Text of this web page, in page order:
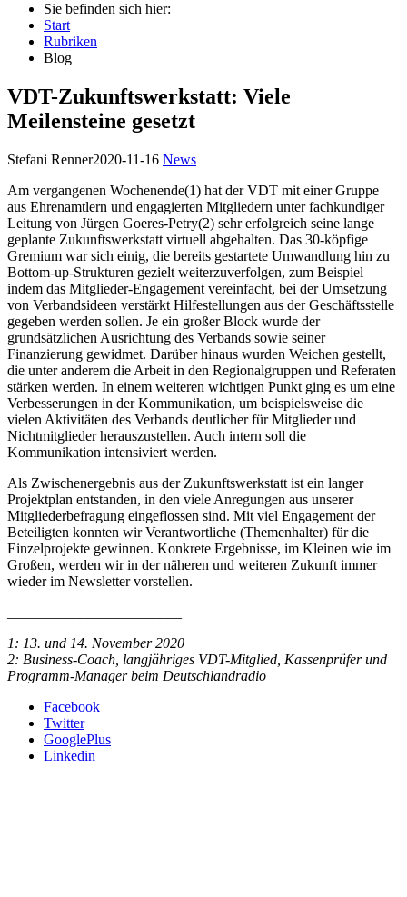
Sie befinden sich hier:
Start
Rubriken
Blog
VDT-Zukunftswerkstatt: Viele
Meilensteine gesetzt
Stefani Renner2020-11-16 News
Am vergangenen Wochenende(1) hat der VDT mit einer Gruppe
aus Ehrenamtlern und engagierten Mitgliedern unter fachkundiger
Leitung von Jürgen Goeres-Petry(2) sehr erfolgreich seine lange
geplante Zukunftswerkstatt virtuell abgehalten. Das 30-köpfige
Gremium war sich einig, die bereits gestartete Umwandlung hin zu
Bottom-up-Strukturen gezielt weiterzuverfolgen, zum Beispiel
indem das Mitglieder-Engagement vereinfacht, bei der Umsetzung
von Verbandsideen verstärkt Hilfestellungen aus der Geschäftsstelle
gegeben werden sollen. Je ein großer Block wurde der
grundsätzlichen Ausrichtung des Verbands sowie seiner
Finanzierung gewidmet. Darüber hinaus wurden Weichen gestellt,
die unter anderem die Arbeit in den Regionalgruppen und Referaten
stärken werden. In einem weiteren wichtigen Punkt ging es um eine
Verbesserungen in der Kommunikation, um beispielsweise die
vielen Aktivitäten des Verbands deutlicher für Mitglieder und
Nichtmitglieder herauszustellen. Auch intern soll die
Kommunikation intensiviert werden.
Als Zwischenergebnis aus der Zukunftswerkstatt ist ein langer
Projektplan entstanden, in den viele Anregungen aus unserer
Mitgliederbefragung eingeflossen sind. Mit viel Engagement der
Beteiligten konnten wir Verantwortliche (Themenhalter) für die
Einzelprojekte gewinnen. Konkrete Ergebnisse, im Kleinen wie im
Großen, werden wir in der näheren und weiteren Zukunft immer
wieder im Newsletter vorstellen.
1: 13. und 14. November 2020
2: Business-Coach, langjähriges VDT-Mitglied, Kassenprüfer und
Programm-Manager beim Deutschlandradio
Facebook
Twitter
GooglePlus
Linkedin